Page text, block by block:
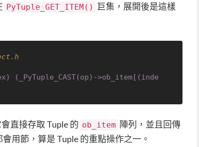
PyTuple_GET_ITEM() 巨集，展開後是這樣
(_PyTuple_CAST(op)->ob_item[(inde
直接存取 Tuple 的 ob_item 陣列，並且回傳
用節，算是 Tuple 的重點操作之一。